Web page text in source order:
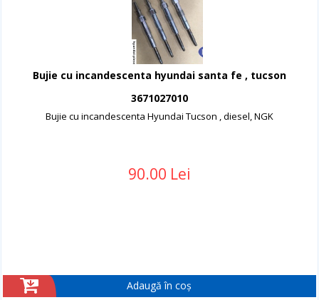
Bujie cu incandescenta hyundai santa fe , tucson
3671027010
Bujie cu incandescenta Hyundai Tucson , diesel, NGK
90.00 Lei
Adaugă în coș